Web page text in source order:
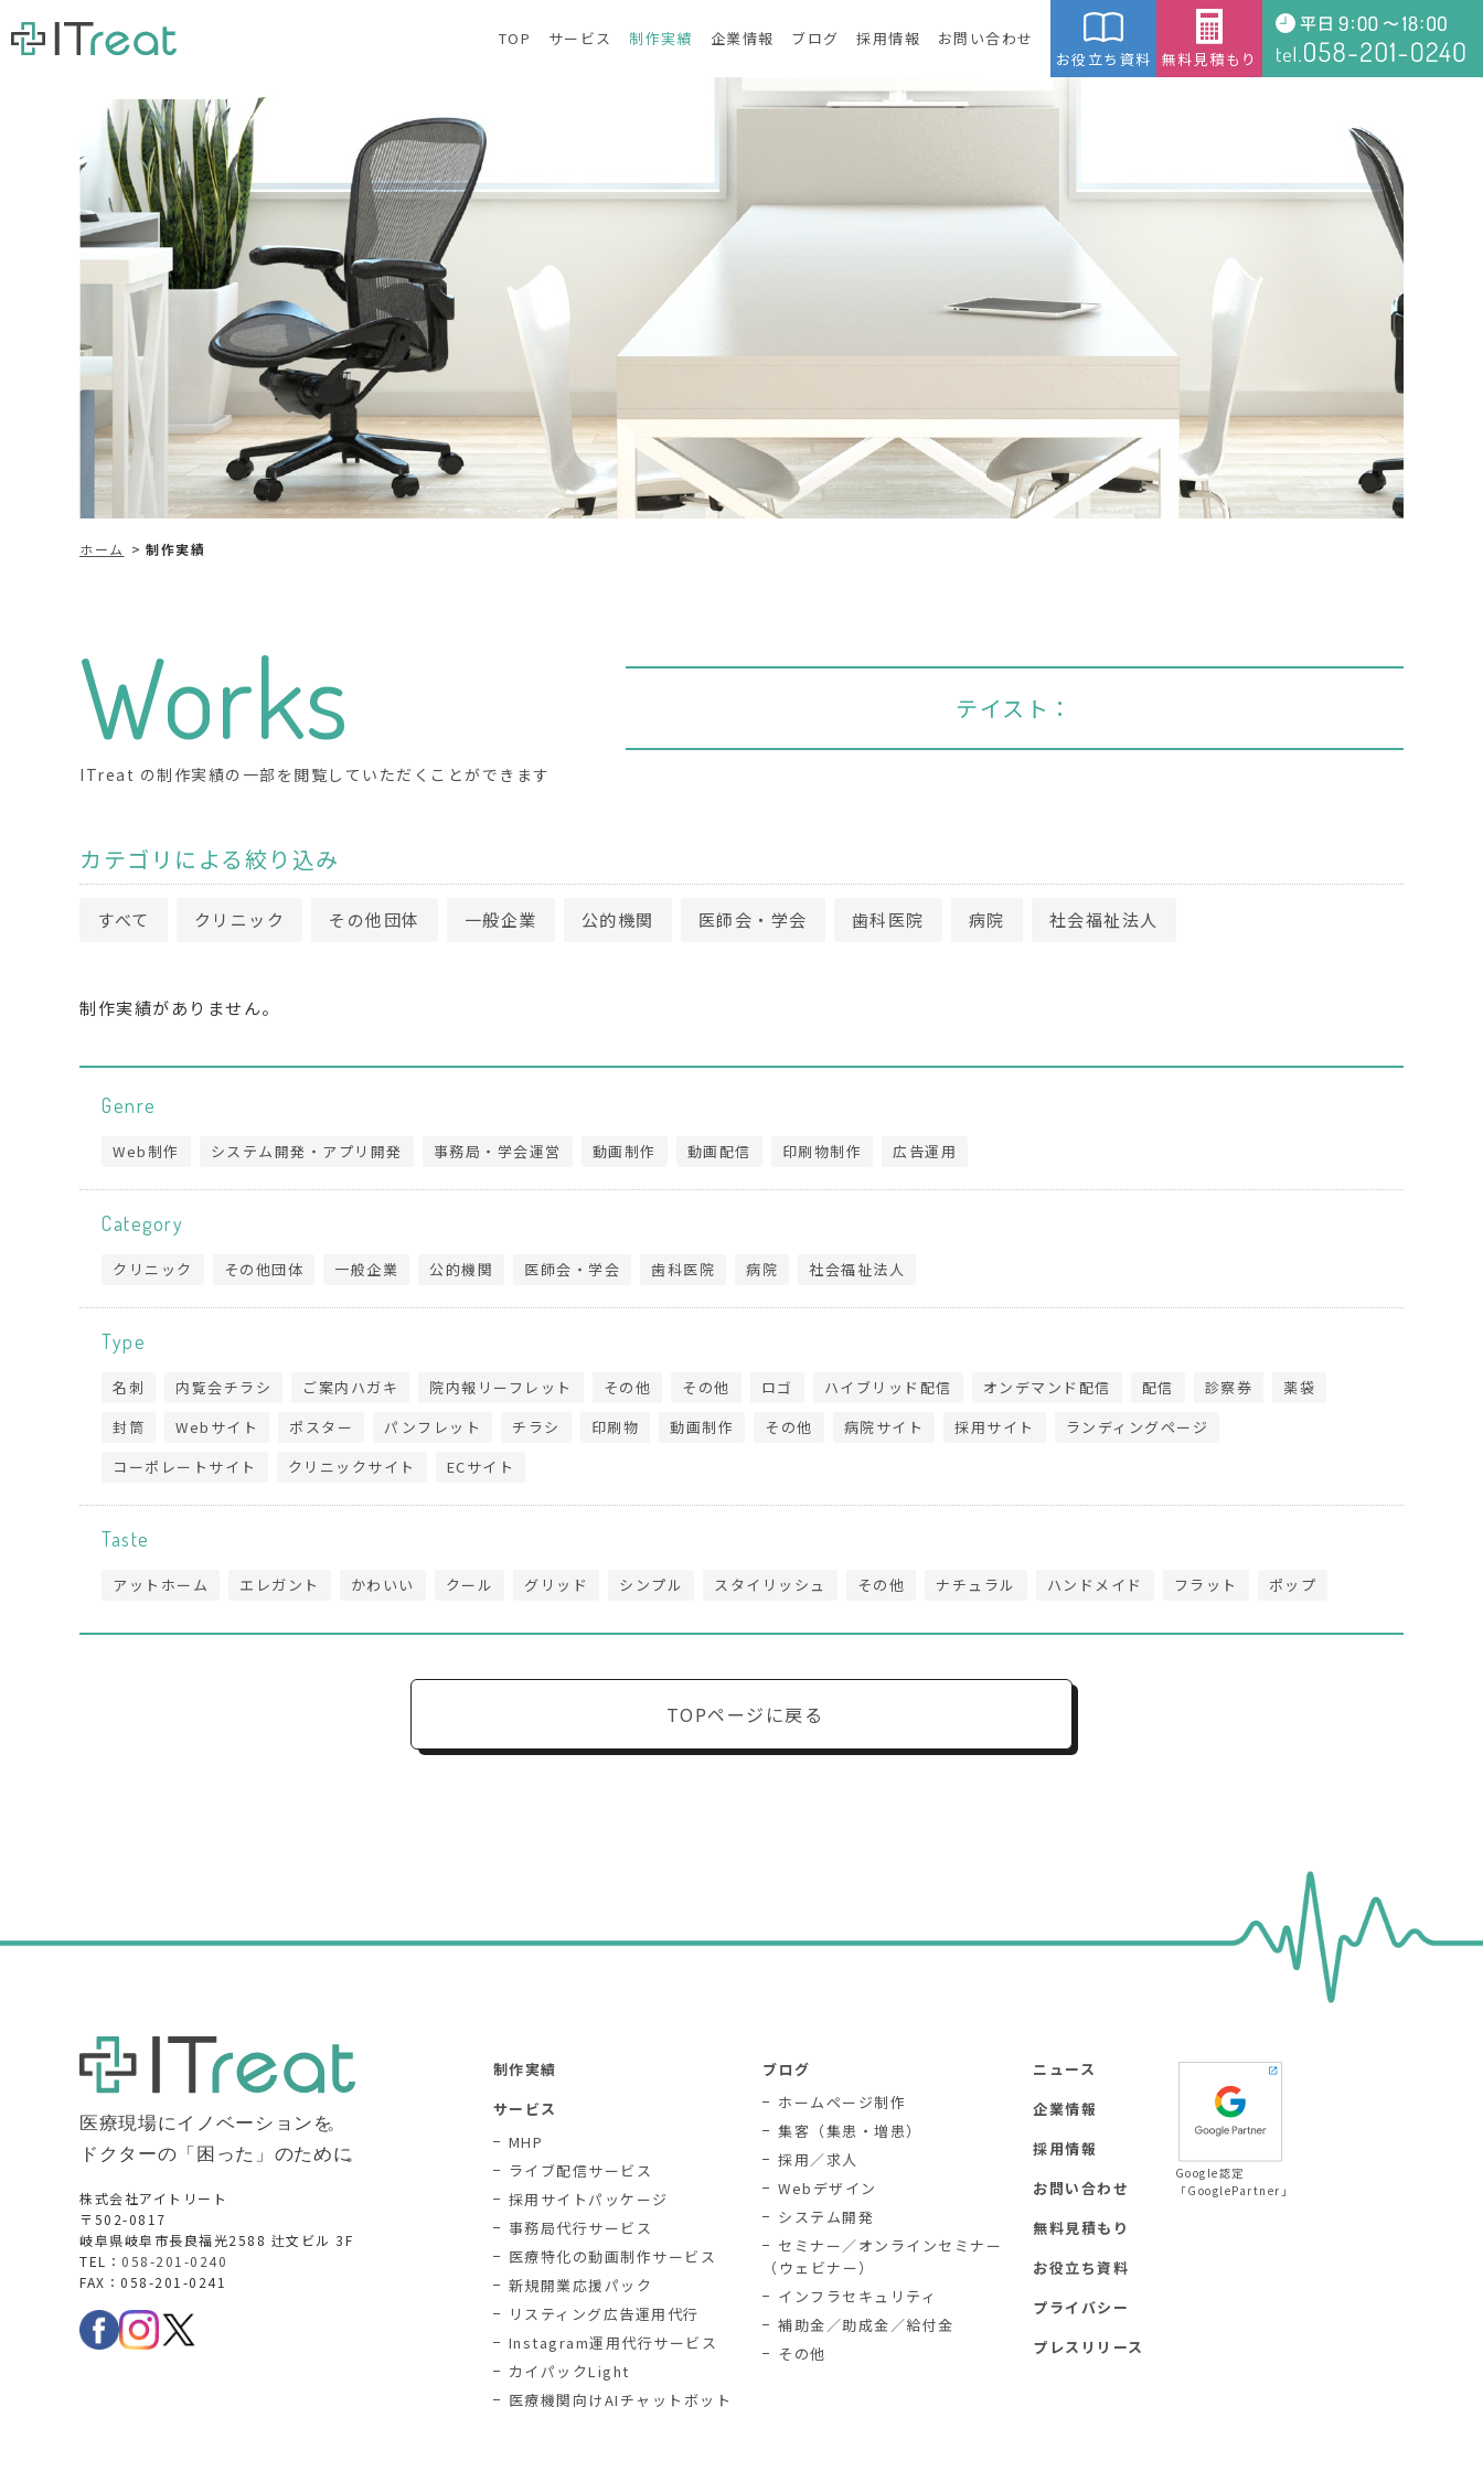
TOP サービス 制作実績 企業情報 ブログ 採用情報
お問い合わせ
お役立ち資料 無料見積もり
ホーム 制作実績
Works
ITreat の制作実績の一部を閲覧していただくことができます
テイスト：
カテゴリによる絞り込み
すべて クリニック その他団体 一般企業 公的機関 医師会・学会 歯科医院 病院 社会福祉法人
制作実績がありません。
Genre
Web制作 システム開発・アプリ開発 事務局・学会運営 動画制作 動画配信 印刷物制作 広告運用
Category
クリニック その他団体 一般企業 公的機関 医師会・学会 歯科医院 病院 社会福祉法人
Type
名刺 内覧会チラシ ご案内ハガキ 院内報リーフレット その他 その他 ロゴ ハイブリッド配信 オンデマンド配信 配信 診察券
薬袋
封筒
Webサイト ポスター パンフレット チラシ 印刷物 動画制作 その他 病院サイト 採用サイト
ランディングページ
コーポレートサイト
クリニックサイト ECサイト
Taste
アットホーム エレガント かわいい クール グリッド シンプル スタイリッシュ その他 ナチュラル ハンドメイド フラット ポップ
TOPページに戻る
株式会社アイトリート
〒502-0817
岐阜県岐阜市長良福光2588 辻文ビル 3F
TEL： 058-201-0240
FAX：058-201-0241
制作実績
サービス
MHP
ライブ配信サービス
採用サイトパッケージ
事務局代行サービス
医療特化の動画制作サービス
新規開業応援パック
リスティング広告運用代行
Instagram運用代行サービス
カイパックLight
医療機関向けAIチャットボット
ブログ
ホームページ制作
集客（集患・増患）
採用／求人
Webデザイン
システム開発
セミナー／オンラインセミナー
（ウェビナー）
インフラセキュリティ
補助金／助成金／給付金
その他
ニュース
企業情報
採用情報
お問い合わせ
無料見積もり
お役立ち資料
プライバシー
プレスリリース
Google認定
「GooglePartner」